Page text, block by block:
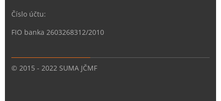
Číslo účtu:
FIO banka 2603268312/2010
© 2015 - 2022 SUMA JČMF